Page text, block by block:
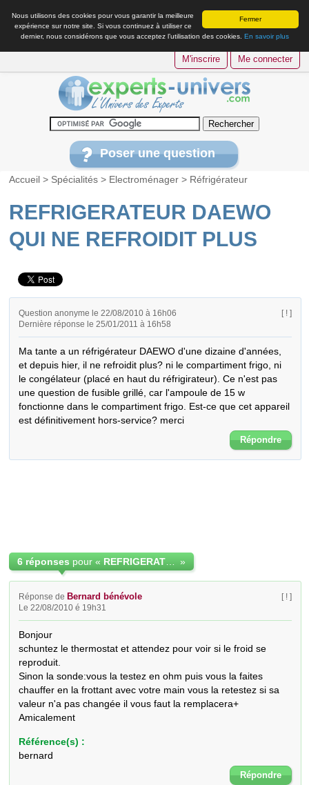
Fermer
Nous utilisons des cookies pour vous garantir la meilleure
expérience sur notre site. Si vous continuez à utiliser ce
dernier, nous considérons que vous acceptez l’utilisation des cookies. En savoir plus
M'inscrire Me connecter
Poser une question
Accueil > Spécialités > Electroménager > Réfrigérateur
REFRIGERATEUR DAEWO
QUI NE REFROIDIT PLUS
Question anonyme le 22/08/2010 à 16h06
Dernière réponse le 25/01/2011 à 16h58
[ ! ]
Ma tante a un réfrigérateur DAEWO d'une dizaine d'années,
et depuis hier, il ne refroidit plus? ni le compartiment frigo, ni
le congélateur (placé en haut du réfrigirateur). Ce n'est pas
une question de fusible grillé, car l'ampoule de 15 w
fonctionne dans le compartiment frigo. Est-ce que cet appareil
est définitivement hors-service? merci
Répondre
6 réponses pour « »
Réponse de Bernard bénévole
Le 22/08/2010 é 19h31
[ ! ]
Bonjour
schuntez le thermostat et attendez pour voir si le froid se
reproduit.
Sinon la sonde:vous la testez en ohm puis vous la faites
chauffer en la frottant avec votre main vous la retestez si sa
valeur n'a pas changée il vous faut la remplacera+
Amicalement
Référence(s) :
bernard
Répondre